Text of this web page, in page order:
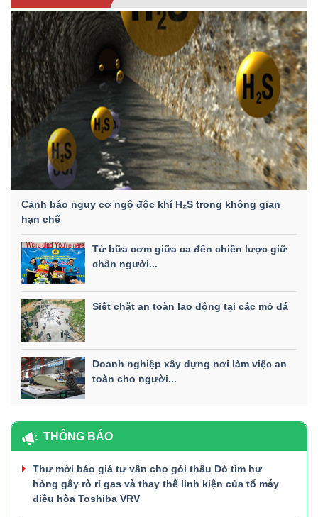
Cảnh báo nguy cơ ngộ độc khí H₂S trong không gian
hạn chế
Từ bữa cơm giữa ca đến chiến lược giữ
chân người...
Siết chặt an toàn lao động tại các mỏ đá
Doanh nghiệp xây dựng nơi làm việc an
toàn cho người...
THÔNG BÁO
Thư mời báo giá tư vấn cho gói thầu Dò tìm hư
hỏng gây rò rỉ gas và thay thế linh kiện của tổ máy
điều hòa Toshiba VRV